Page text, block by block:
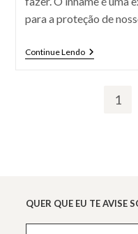
para a proteção de
Continue LendoPão
De
Saudável1
QUER QUE EU TE AVISE